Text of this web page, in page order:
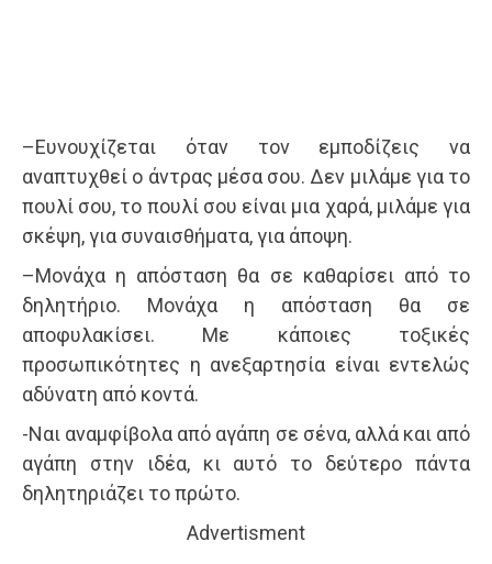
–Ευνουχίζεται όταν τον εμποδίζεις να
αναπτυχθεί ο άντρας μέσα σου. Δεν μιλάμε για το
πουλί σου, το πουλί σου είναι μια χαρά, μιλάμε για
σκέψη, για συναισθήματα, για άποψη.
–Μονάχα η απόσταση θα σε καθαρίσει από το
δηλητήριο. Μονάχα η απόσταση θα σε
αποφυλακίσει. Με κάποιες τοξικές
προσωπικότητες η ανεξαρτησία είναι εντελώς
αδύνατη από κοντά.
-Ναι αναμφίβολα από αγάπη σε σένα, αλλά και από
αγάπη στην ιδέα, κι αυτό το δεύτερο πάντα
δηλητηριάζει το πρώτο.
Advertisment